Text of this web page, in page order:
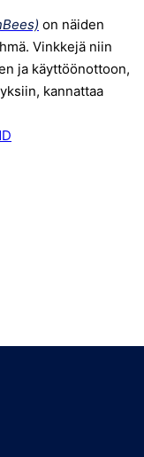
on näiden
Vinkkejä niin
ja käyttöönottoon,
kannattaa